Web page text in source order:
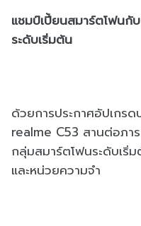
แชมป์เปี้ยนสมาร์ตโฟนกั
ระดับเริ่มต้น
ด้วยการประกาศอัปเกร
realme C53 สานต่อภา
กลุ่มสมาร์ตโฟนระดับเริ่
และหน่วยความจำ